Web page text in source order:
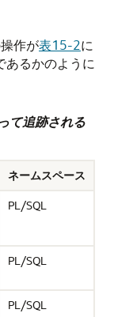
作が表15-2に
あるかのように
て追跡される
ネームスペース
PL/SQL
PL/SQL
PL/SQL